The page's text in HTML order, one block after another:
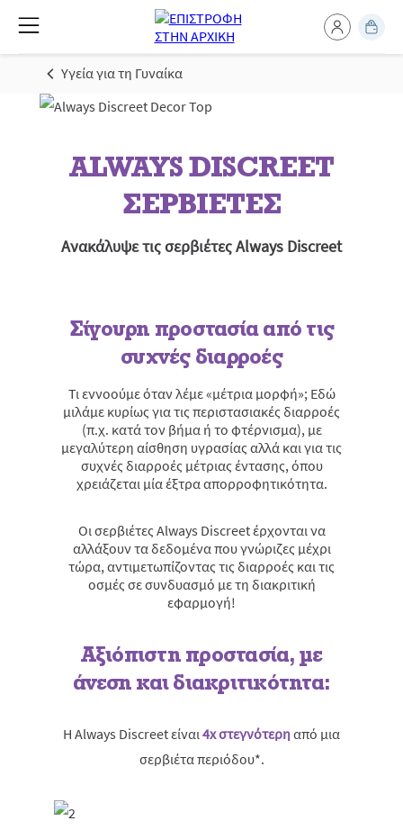
Υγεία για τη Γυναίκα
ALWAYS DISCREET
ΣΕΡΒΙΕΤΕΣ
Ανακάλυψε τις σερβιέτες Always Discreet
Σίγουρη προστασία από τις
συχνές διαρροές
Τι εννοούμε όταν λέμε «μέτρια μορφή»; Εδώ
μιλάμε κυρίως για τις περιστασιακές διαρροές
(π.χ. κατά τον βήμα ή το φτέρνισμα), με
μεγαλύτερη αίσθηση υγρασίας αλλά και για τις
συχνές διαρροές μέτριας έντασης, όπου
χρειάζεται μία έξτρα απορροφητικότητα.
Οι σερβιέτες Always Discreet έρχονται να
αλλάξουν τα δεδομένα που γνώριζες μέχρι
τώρα, αντιμετωπίζοντας τις διαρροές και τις
οσμές σε συνδυασμό με τη διακριτική
εφαρμογή!
Αξιόπιστη προστασία, με
άνεση και διακριτικότητα:
Η Always Discreet είναι4x στεγνότερη από μια
σερβιέτα περιόδου*.